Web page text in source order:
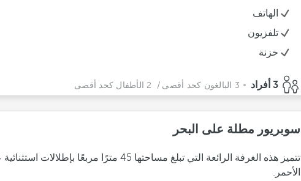
الهاتف
تلفزيون
خزنة
3 البالغون كحد أقصى / 2 الأطفال كحد أقصى
سوبريور مطلة على البحر
تتميز هذه الغرفة الرائعة التي تبلغ مساحتها 45 مترًا مربعًا
الأحمر.